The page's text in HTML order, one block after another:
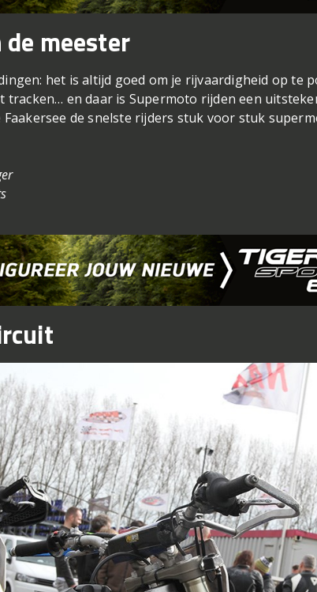
de meester
het is altijd goed om je rijvaardigheid op te
tracken… en daar is Supermoto rijden een
Faakersee de snelste rijders stuk voor stuk